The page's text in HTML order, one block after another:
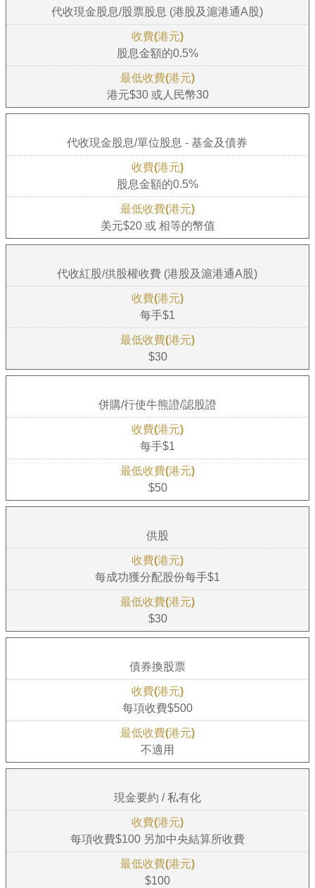
代收現金股息/股票股息 (港股及滬港通A股)
股息金額的0.5%
港元$30 或人民幣30
代收現金股息/單位股息 - 基金及債券
股息金額的0.5%
美元$20 或 相等的幣值
代收紅股/供股權收費 (港股及滬港通A股)
每手$1
$30
併購/行使牛熊證/認股證
每手$1
$50
供股
每成功獲分配股份每手$1
$30
債券換股票
每項收費$500
不適用
現金要約 / 私有化
每項收費$100 另加中央結算所收費
$100